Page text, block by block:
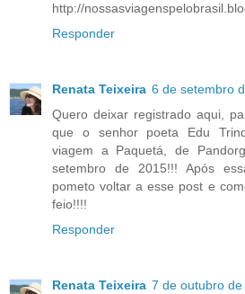
http://
Responder
Renata Teixeira 6 de setembro
Quero deixar registrado aqui,
que o senhor poeta Edu
viagem a Paquetá, de
setembro de 2015!!! Após
pometo voltar a esse post e
feio!!!!
Responder
Renata Teixeira 7 de outubro